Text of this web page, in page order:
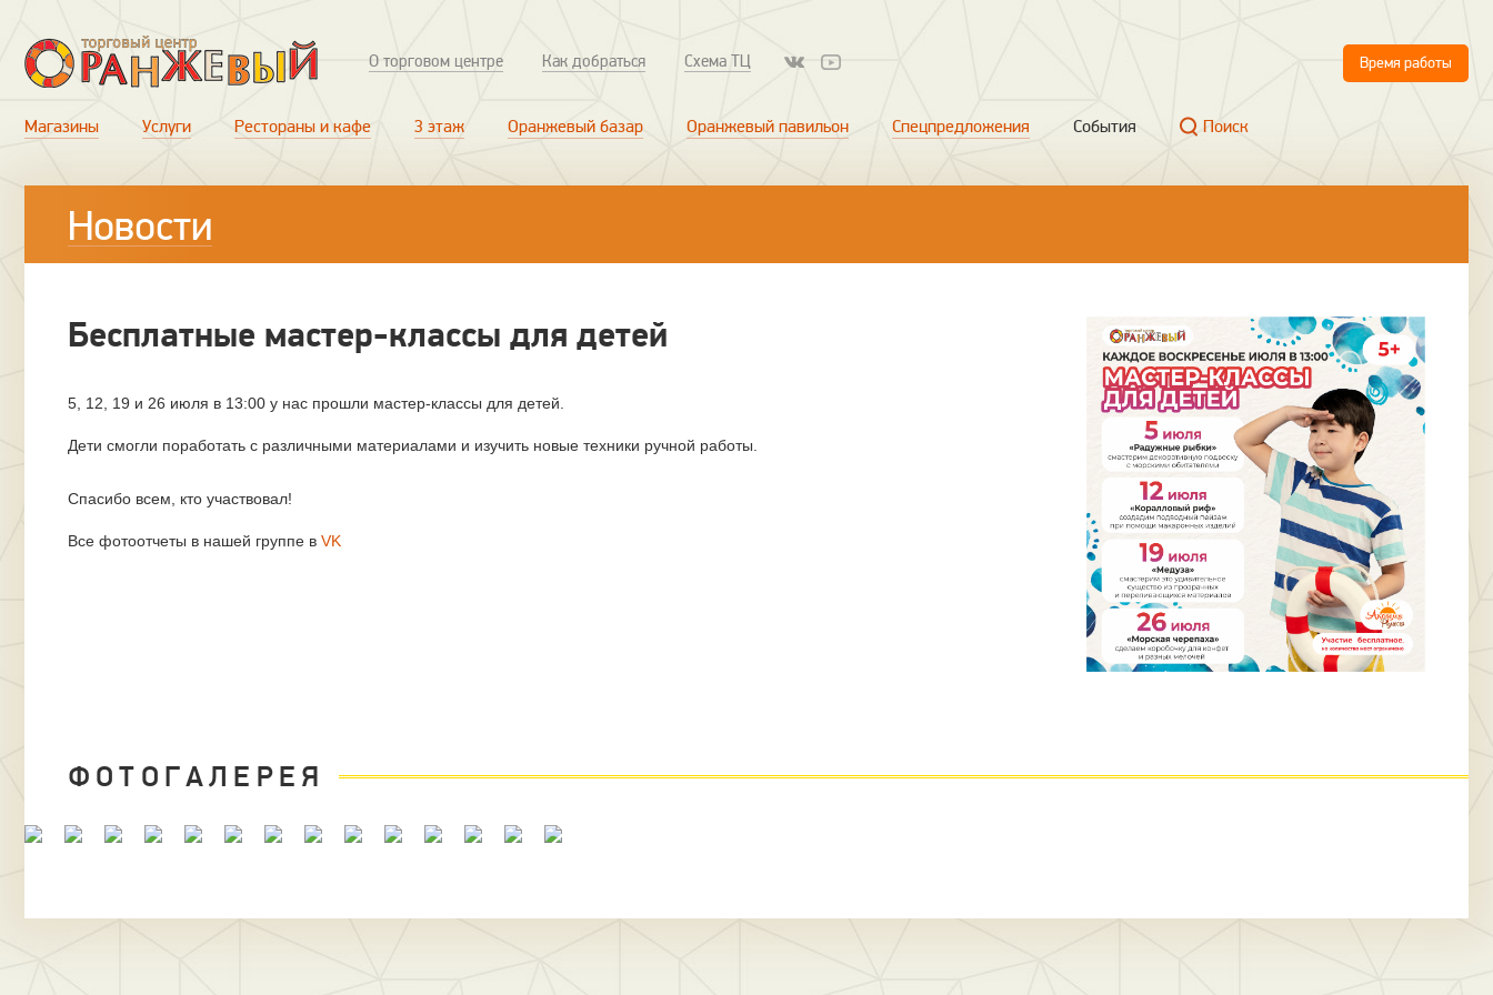
О торговом центре Как добраться Схема ТЦ Время работы
Магазины Услуги Рестораны и кафе 3 этаж Оранжевый базар Оранжевый павильон Спецпредложения События Поиск
Новости
Бесплатные мастер-классы для детей
5, 12, 19 и 26 июля в 13:00 у нас прошли мастер-классы для детей.
Дети смогли поработать с различными материалами и изучить новые техники ручной работы.
Спасибо всем, кто участвовал!
Все фотоотчеты в нашей группе в VK
ФОТОГАЛЕРЕЯ